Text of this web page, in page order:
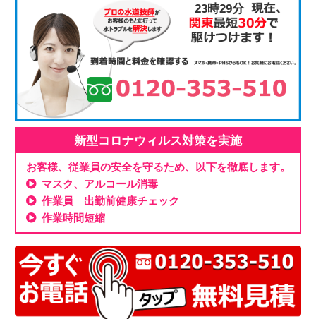
23時29分
新型コロナウィルス対策を実施
お客様、従業員の安全を守るため、以下を徹底します。
マスク、アルコール消毒
作業員 出勤前健康チェック
作業時間短縮